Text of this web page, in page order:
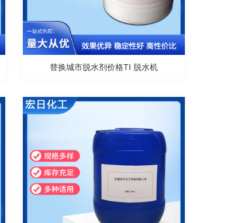
替换城市脱水剂价格TI 脱水机